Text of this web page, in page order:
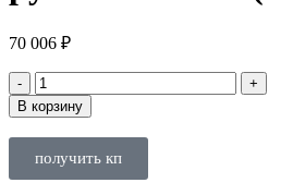
70 006 ₽
В корзину
получить кп